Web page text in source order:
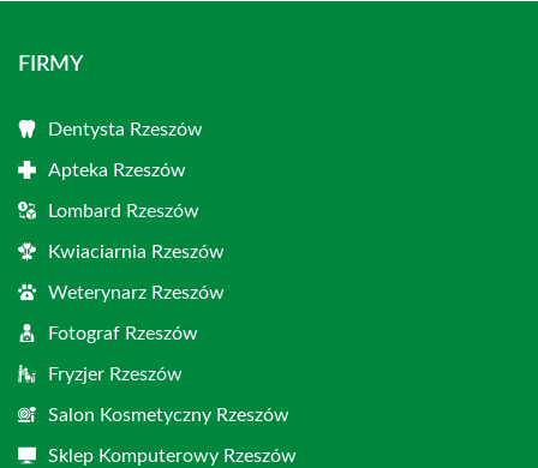
FIRMY
Dentysta Rzeszów
Apteka Rzeszów
Lombard Rzeszów
Kwiaciarnia Rzeszów
Weterynarz Rzeszów
Fotograf Rzeszów
Fryzjer Rzeszów
Salon Kosmetyczny Rzeszów
Sklep Komputerowy Rzeszów